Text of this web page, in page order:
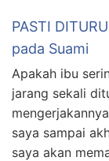
PASTI
pada Suami
Apakah ibu
jarang sekali
saya sampai
saya akan